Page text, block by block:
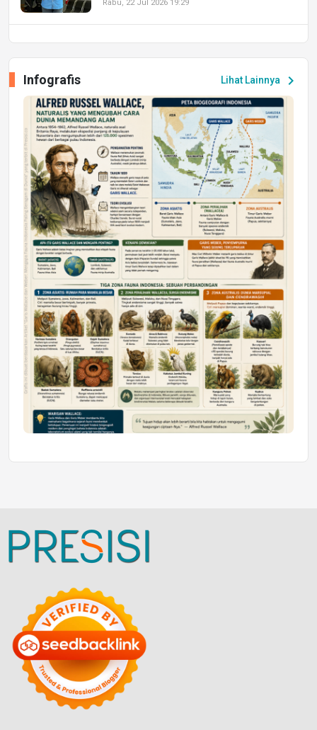
Rabu, 22 Jul 2026 19:29
Peluang Kerja dan Magang
Jumat, 17 Jul 2026 22:30
DAERAH
Astra Motor Kalimantan Timur 2 Dukung
Mahasiswa Samarinda dalam Astra
Honda SDGs Future Leaders 2026
Jumat, 10 Jul 2026 19:01
Lihat Lainnya chevron_right
Infografis